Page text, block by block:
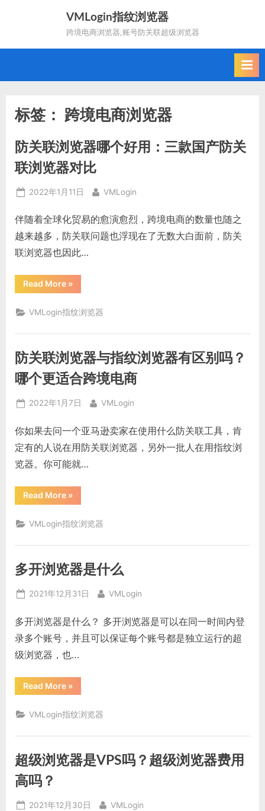
VMLogin指纹浏览器
跨境电商浏览器,账号防关联超级浏览器
标签： 跨境电商浏览器
防关联浏览器哪个好用：三款国产防关
联浏览器对比
Posted
2022年1月11日 By
VMLogin
伴随着全球化贸易的愈演愈烈，跨境电商的数量也随之
越来越多，防关联问题也浮现在了无数大白面前，防关
联浏览器也因此…
Read More“防
关
浏
览
哪
好
用：
三
款
国
防
关
览
对
»
VMLogin指纹浏览器
防关联浏览器与指纹浏览器有区别吗？
哪个更适合跨境电商
Posted
2022年1月7日 By
VMLogin
你如果去问一个亚马逊卖家在使用什么防关联工具，肯
定有的人说在用防关联浏览器，另外一批人在用指纹浏
览器。你可能就…
Read More“防
关
浏
览
与
纹
浏
览
有
吗？
哪
个
更
适
合
境
电
商”
»
VMLogin指纹浏览器
多开浏览器是什么
Posted
2021年12月31日 By
VMLogin
多开浏览器是什么？ 多开浏览器是可以在同一时间内登
录多个账号，并且可以保证每个账号都是独立运行的超
级浏览器，也…
Read More“多
开
览
器
什
»
VMLogin指纹浏览器
超级浏览器是VPS吗？超级浏览器费用
高吗？
Posted
2021年12月30日 By
VMLogin